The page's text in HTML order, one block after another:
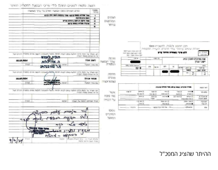
באייס
עקבו
אחרינו:
ההיתר שהציג המפכ"ל